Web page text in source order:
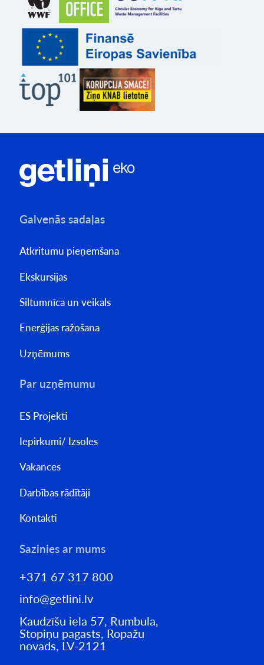
Galvenās sadaļas
Atkritumu pieņemšana
Ekskursijas
Siltumnīca un veikals
Enerģijas ražošana
Uzņēmums
Par uzņēmumu
ES Projekti
Iepirkumi/ Izsoles
Vakances
Darbības rādītāji
Kontakti
Sazinies ar mums
+371 67 317 800
info@getlini.lv
Kaudzīšu iela 57, Rumbula,
Stopiņu pagasts, Ropažu
novads, LV-2121